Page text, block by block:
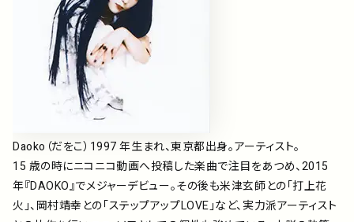
Daoko（だをこ）1997 年⽣まれ、東京都出⾝。アーティスト。
15 歳の時にニコニコ動画へ投稿した楽曲で注⽬をあつめ、2015
年『DAOKO』でメジャーデビュー。その後も⽶津⽞師との「打上花
⽕」、岡村靖幸との「ステップアップLOVE」など、実⼒派アーティスト